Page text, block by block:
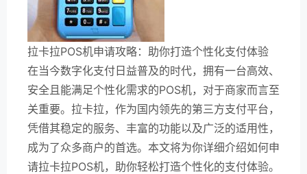
拉卡拉POS机申请攻略：助你打造个性化支付体验
在当今数字化支付日益普及的时代，拥有一台高效、
安全且能满足个性化需求的POS机，对于商家而言至
关重要。拉卡拉，作为国内领先的第三方支付平台，
凭借其稳定的服务、丰富的功能以及广泛的适用性，
成为了众多商户的首选。本文将为你详细介绍如何申
请拉卡拉POS机，助你轻松打造个性化的支付体验。